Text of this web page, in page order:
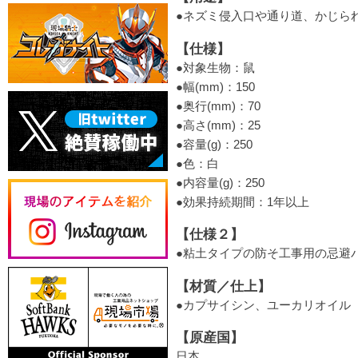
●ネズミ侵入口や通り道、かじら
【仕様】
●対象生物：鼠
●幅(mm)：150
●奥行(mm)：70
●高さ(mm)：25
●容量(g)：250
●色：白
●内容量(g)：250
●効果持続期間：1年以上
【仕様２】
●粘土タイプの防そ工事用の忌避
【材質／仕上】
●カプサイシン、ユーカリオイル
【原産国】